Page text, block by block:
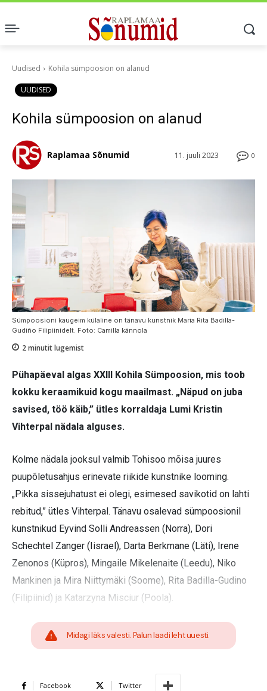
Uudised Kohila sümpoosion on alanud
UUDISED
Kohila sümpoosion on alanud
0
11. juuli 2023
Raplamaa Sõnumid
Sümpoosioni kaugeim külaline on tänavu kunstnik Maria Rita Badilla-
Gudiño Filipiinidelt. Foto: Camilla kännola
2minutit lugemist
Pühapäeval algas XXIII Kohila Sümpoosion, mis toob
kokku keraamikuid kogu maailmast. „Näpud on juba
savised, töö käib,” ütles korraldaja Lumi Kristin
Vihterpal nädala alguses.
Kolme nädala jooksul valmib Tohisoo mõisa juures
puupõletusahjus erinevate riikide kunstnike looming.
„Pikka sissejuhatust ei olegi, esimesed savikotid on lahti
rebitud,” ütles Vihterpal. Tänavu osalevad sümpoosionil
kunstnikud Eyvind Solli Andreassen (Norra), Dori
Schechtel Zanger (Iisrael), Darta Berkmane (Läti), Irene
Zenonos (Küpros), Mingaile Mikelenaite (Leedu), Niko
Mankinen ja Mira Niittymäki (Soome), Rita Badilla-Gudino
(Filipiinid) ja Katarzyna Misciur (Poola).
Midagi läks valesti. Palun laadi leht uuesti.
Facebook Twitter